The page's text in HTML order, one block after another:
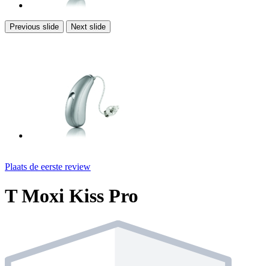
Previous slide Next slide
Plaats de eerste review
T Moxi Kiss Pro